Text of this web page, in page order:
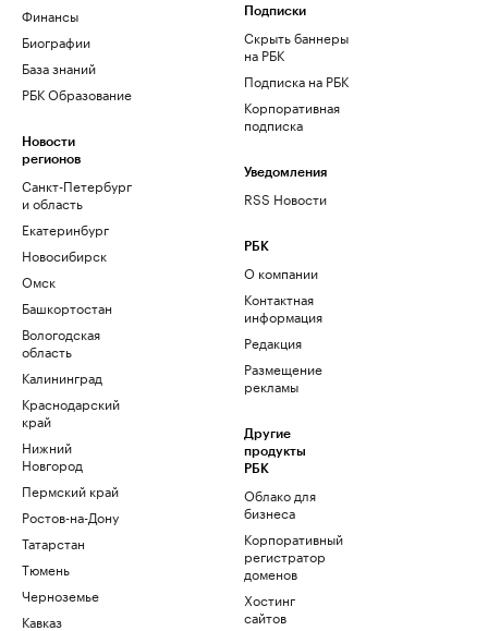
Финансы
Биографии
База знаний
РБК Образование
Новости
регионов
Санкт-Петербург
и область
Екатеринбург
Новосибирск
Омск
Башкортостан
Вологодская
область
Калининград
Краснодарский
край
Нижний
Новгород
Пермский край
Ростов-на-Дону
Татарстан
Тюмень
Черноземье
Кавказ
Подписки
Скрыть баннеры
на РБК
Подписка на РБК
Корпоративная
подписка
Уведомления
RSS Новости
РБК
О компании
Контактная
информация
Редакция
Размещение
рекламы
Другие
продукты
РБК
Облако для
бизнеса
Корпоративный
регистратор
доменов
Хостинг
сайтов